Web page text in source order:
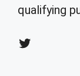
qualifying
Twitter